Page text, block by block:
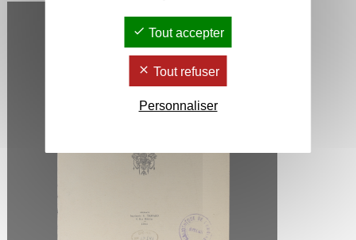
Tout accepter
Tout refuser
Personnaliser